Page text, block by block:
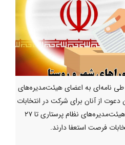
نامه‌ای به اعضای هیئت‌مدیره‌های
از آنان برای شرکت در انتخابات
شوراهای شهر اعلام کرد: اعضای هیئت‌مدیره‌های نظام پرستاری تا ۲۷
فرصت استعفا دارند.